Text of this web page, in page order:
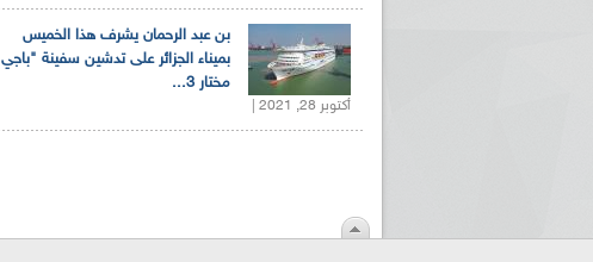
بن عبد الرحمان يشرف هذا الخميس
بميناء الجزائر على تدشين سفينة "باجي
مختار 3...
أكتوبر 28, 2021 |